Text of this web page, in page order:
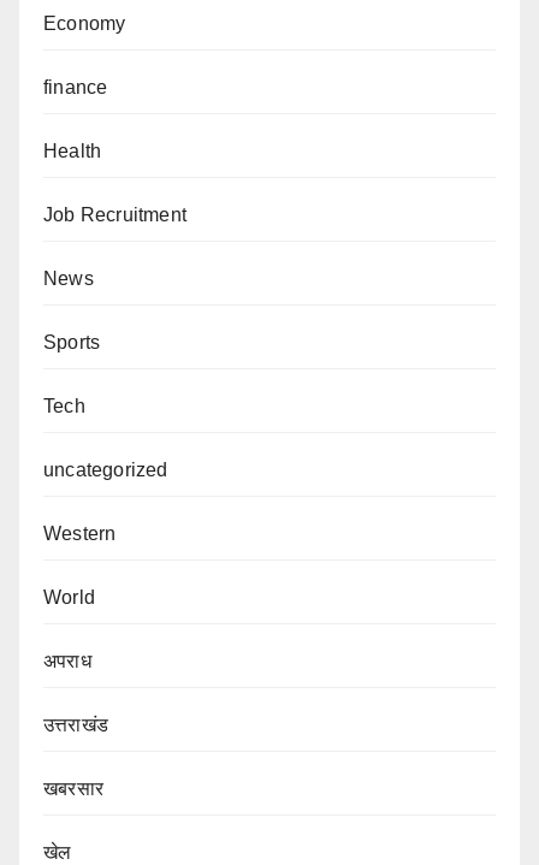
Economy
finance
Health
Job Recruitment
News
Sports
Tech
uncategorized
Western
World
अपराध
उत्तराखंड
खबरसार
खेल